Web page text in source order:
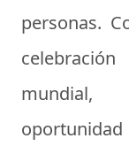
personas.
mundial,